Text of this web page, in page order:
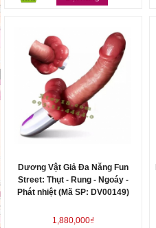
Dương Vật Giả Đa Năng Fun
Street: Thụt - Rung - Ngoáy -
Phát nhiệt (Mã SP: DV00149)
1,880,000₫